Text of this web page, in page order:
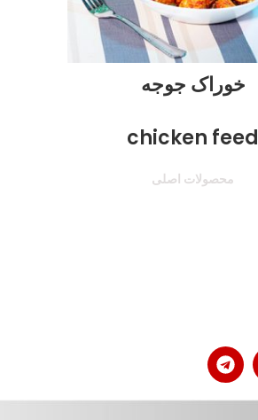
خوراک جوجه
chicken feed
محصولات اصلی